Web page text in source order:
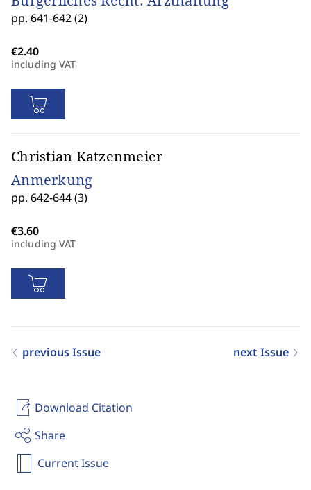
Download Citation
Share
Current Issue
pp. 641-642 (2)
including VAT
Christian Katzenmeier
Anmerkung
pp. 642-644 (3)
including VAT
previous Issue next Issue